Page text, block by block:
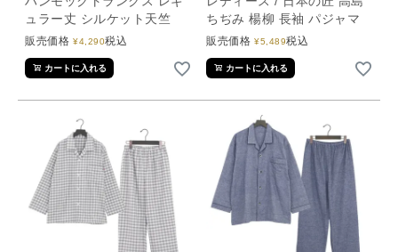
ュラー丈 シルケット天竺
販売価格 ¥4,290税込
カートに入れる
ちぢみ 楊柳 長袖 パジャマ
販売価格 ¥5,489税込
カートに入れる